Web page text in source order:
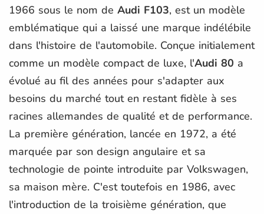
1966 sous le nom de Audi F103, est un modèle
emblématique qui a laissé une marque indélébile
dans l'histoire de l'automobile. Conçue initialement
comme un modèle compact de luxe, l'Audi 80 a
évolué au fil des années pour s'adapter aux
besoins du marché tout en restant fidèle à ses
racines allemandes de qualité et de performance.
La première génération, lancée en 1972, a été
marquée par son design angulaire et sa
technologie de pointe introduite par Volkswagen,
sa maison mère. C'est toutefois en 1986, avec
l'introduction de la troisième génération, que